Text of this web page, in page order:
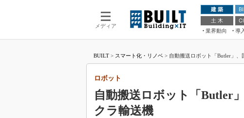
メディア
建 築
土 木
業界動向
導
ドロー
ムチェ
BUILT > スマート化・リノベ > 自動搬送ロボット「Butler」、
自動搬送ロボット「Butler
クラ輸送機
ロボット